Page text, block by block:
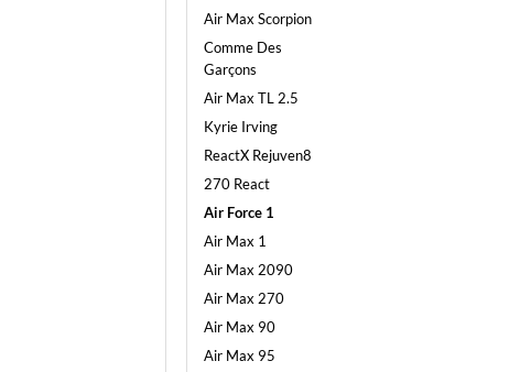
Air Max Scorpion
Comme Des
Garçons
Air Max TL 2.5
Kyrie Irving
ReactX Rejuven8
270 React
Air Force 1
Air Max 1
Air Max 2090
Air Max 270
Air Max 90
Air Max 95